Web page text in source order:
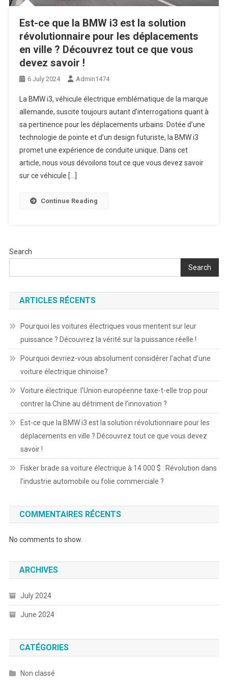
Est-ce que la BMW i3 est la solution
révolutionnaire pour les déplacements
en ville ? Découvrez tout ce que vous
devez savoir !
6 July 2024 Admin1474
La BMW i3, véhicule électrique emblématique de la marque
allemande, suscite toujours autant d’interrogations quant à
sa pertinence pour les déplacements urbains. Dotée d’une
technologie de pointe et d’un design futuriste, la BMW i3
promet une expérience de conduite unique. Dans cet
article, nous vous dévoilons tout ce que vous devez savoir
sur ce véhicule […]
Continue Reading
Search
Search
ARTICLES RÉCENTS
Pourquoi les voitures électriques vous mentent sur leur
puissance ? Découvrez la vérité sur la puissance réelle !
Pourquoi devriez-vous absolument considérer l’achat d’une
voiture électrique chinoise?
Voiture électrique: l’Union européenne taxe-t-elle trop pour
contrer la Chine au détriment de l’innovation ?
Est-ce que la BMW i3 est la solution révolutionnaire pour les
déplacements en ville ? Découvrez tout ce que vous devez
savoir !
Fisker brade sa voiture électrique à 14 000 $ : Révolution dans
l’industrie automobile ou folie commerciale ?
COMMENTAIRES RÉCENTS
No comments to show.
ARCHIVES
July 2024
June 2024
CATÉGORIES
Non classé